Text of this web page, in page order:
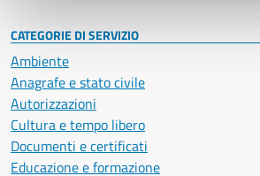
CATEGORIE DI SERVIZIO
Ambiente
Anagrafe e stato civile
Autorizzazioni
Cultura e tempo libero
Documenti e certificati
Educazione e formazione